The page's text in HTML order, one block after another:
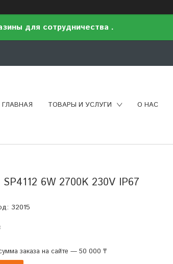
для сотрудничества .
ГЛАВНАЯ ТОВАРЫ И УСЛУГИ О НАС
6W 2700K 230V IP67
32015
заказа на сайте — 50 000 ₸